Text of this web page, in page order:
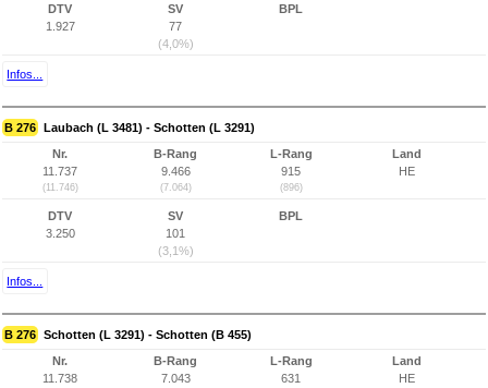
DTV
1.927
SV
77
(4,0%)
BPL
Infos...
B 276 Laubach (L 3481) - Schotten (L 3291)
Nr.
11.737
(11.746)
B-Rang
9.466
(7.064)
L-Rang
915
(896)
Land
HE
DTV
3.250
SV
101
(3,1%)
BPL
Infos...
B 276 Schotten (L 3291) - Schotten (B 455)
Nr.
11.738
B-Rang
7.043
L-Rang
631
Land
HE